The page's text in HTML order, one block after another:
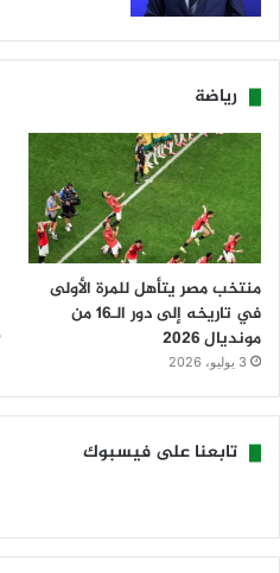
رياضة
منتخب مصر يتأهل للمرة الأولى
في تاريخه إلى دور الـ16 من
مونديال 2026
3 يوليو، 2026
تابعنا على فيسبوك